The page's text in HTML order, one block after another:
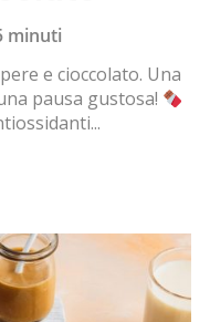
minuti
e cioccolato. Una
pausa gustosa!